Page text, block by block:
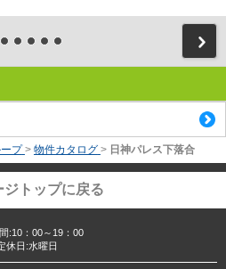
プ > 物件カタログ > 日神パレス下落合
ジトップに戻る
:10：00～19：00
休日:水曜日